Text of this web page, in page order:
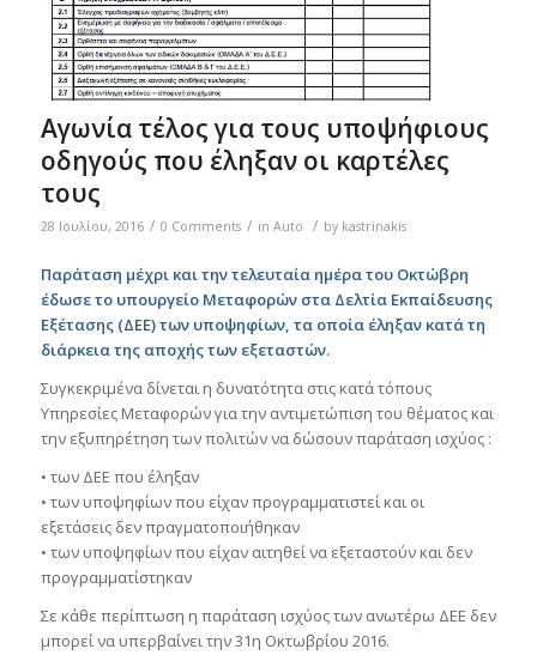
Αγωνία τέλος για τους υποψήφιους
οδηγούς που έληξαν οι καρτέλες
τους
28 Ιουλίου, 2016 / 0 Comments / in Auto / by kastrinakis
Παράταση μέχρι και την τελευταία ημέρα του Οκτώβρη
έδωσε το υπουργείο Μεταφορών στα Δελτία Εκπαίδευσης
Εξέτασης (ΔΕΕ) των υποψηφίων, τα οποία έληξαν κατά τη
διάρκεια της αποχής των εξεταστών.
Συγκεκριμένα δίνεται η δυνατότητα στις κατά τόπους
Υπηρεσίες Μεταφορών για την αντιμετώπιση του θέματος και
την εξυπηρέτηση των πολιτών να δώσουν παράταση ισχύος :
• των ΔΕΕ που έληξαν
• των υποψηφίων που είχαν προγραμματιστεί και οι
εξετάσεις δεν πραγματοποιήθηκαν
• των υποψηφίων που είχαν αιτηθεί να εξεταστούν και δεν
προγραμματίστηκαν
Σε κάθε περίπτωση η παράταση ισχύος των ανωτέρω ΔΕΕ δεν
μπορεί να υπερβαίνει την 31η Οκτωβρίου 2016.